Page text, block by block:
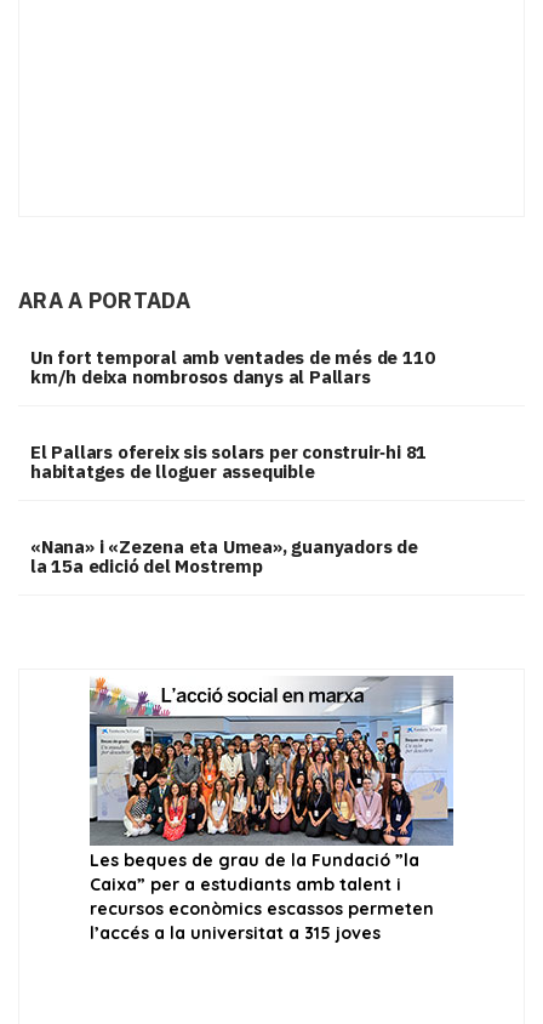
ARA A PORTADA
Un fort temporal amb ventades de més de 110
km/h deixa nombrosos danys al Pallars
El Pallars ofereix sis solars per construir‑hi 81
habitatges de lloguer assequible
«Nana» i «Zezena eta Umea», guanyadors de
la 15a edició del Mostremp